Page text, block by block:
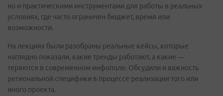
но и практическими инструментами для работы в реальных
условиях, где часто ограничен бюджет, время или
возможности.
На лекциях были разобраны реальные кейсы, которые
наглядно показали, какие тренды работают, а какие —
теряются в современном инфополе. Обсудили и важность
региональной специфики в процессе реализации того или
иного проекта.